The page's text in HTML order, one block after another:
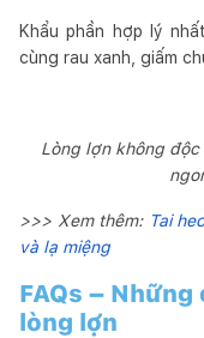
Khẩu phần hợp lý
cùng rau xanh, giấm
Lòng lợn không độc
>>> Xem thêm: Tai
và lạ miệng
FAQs –
lòng lợn